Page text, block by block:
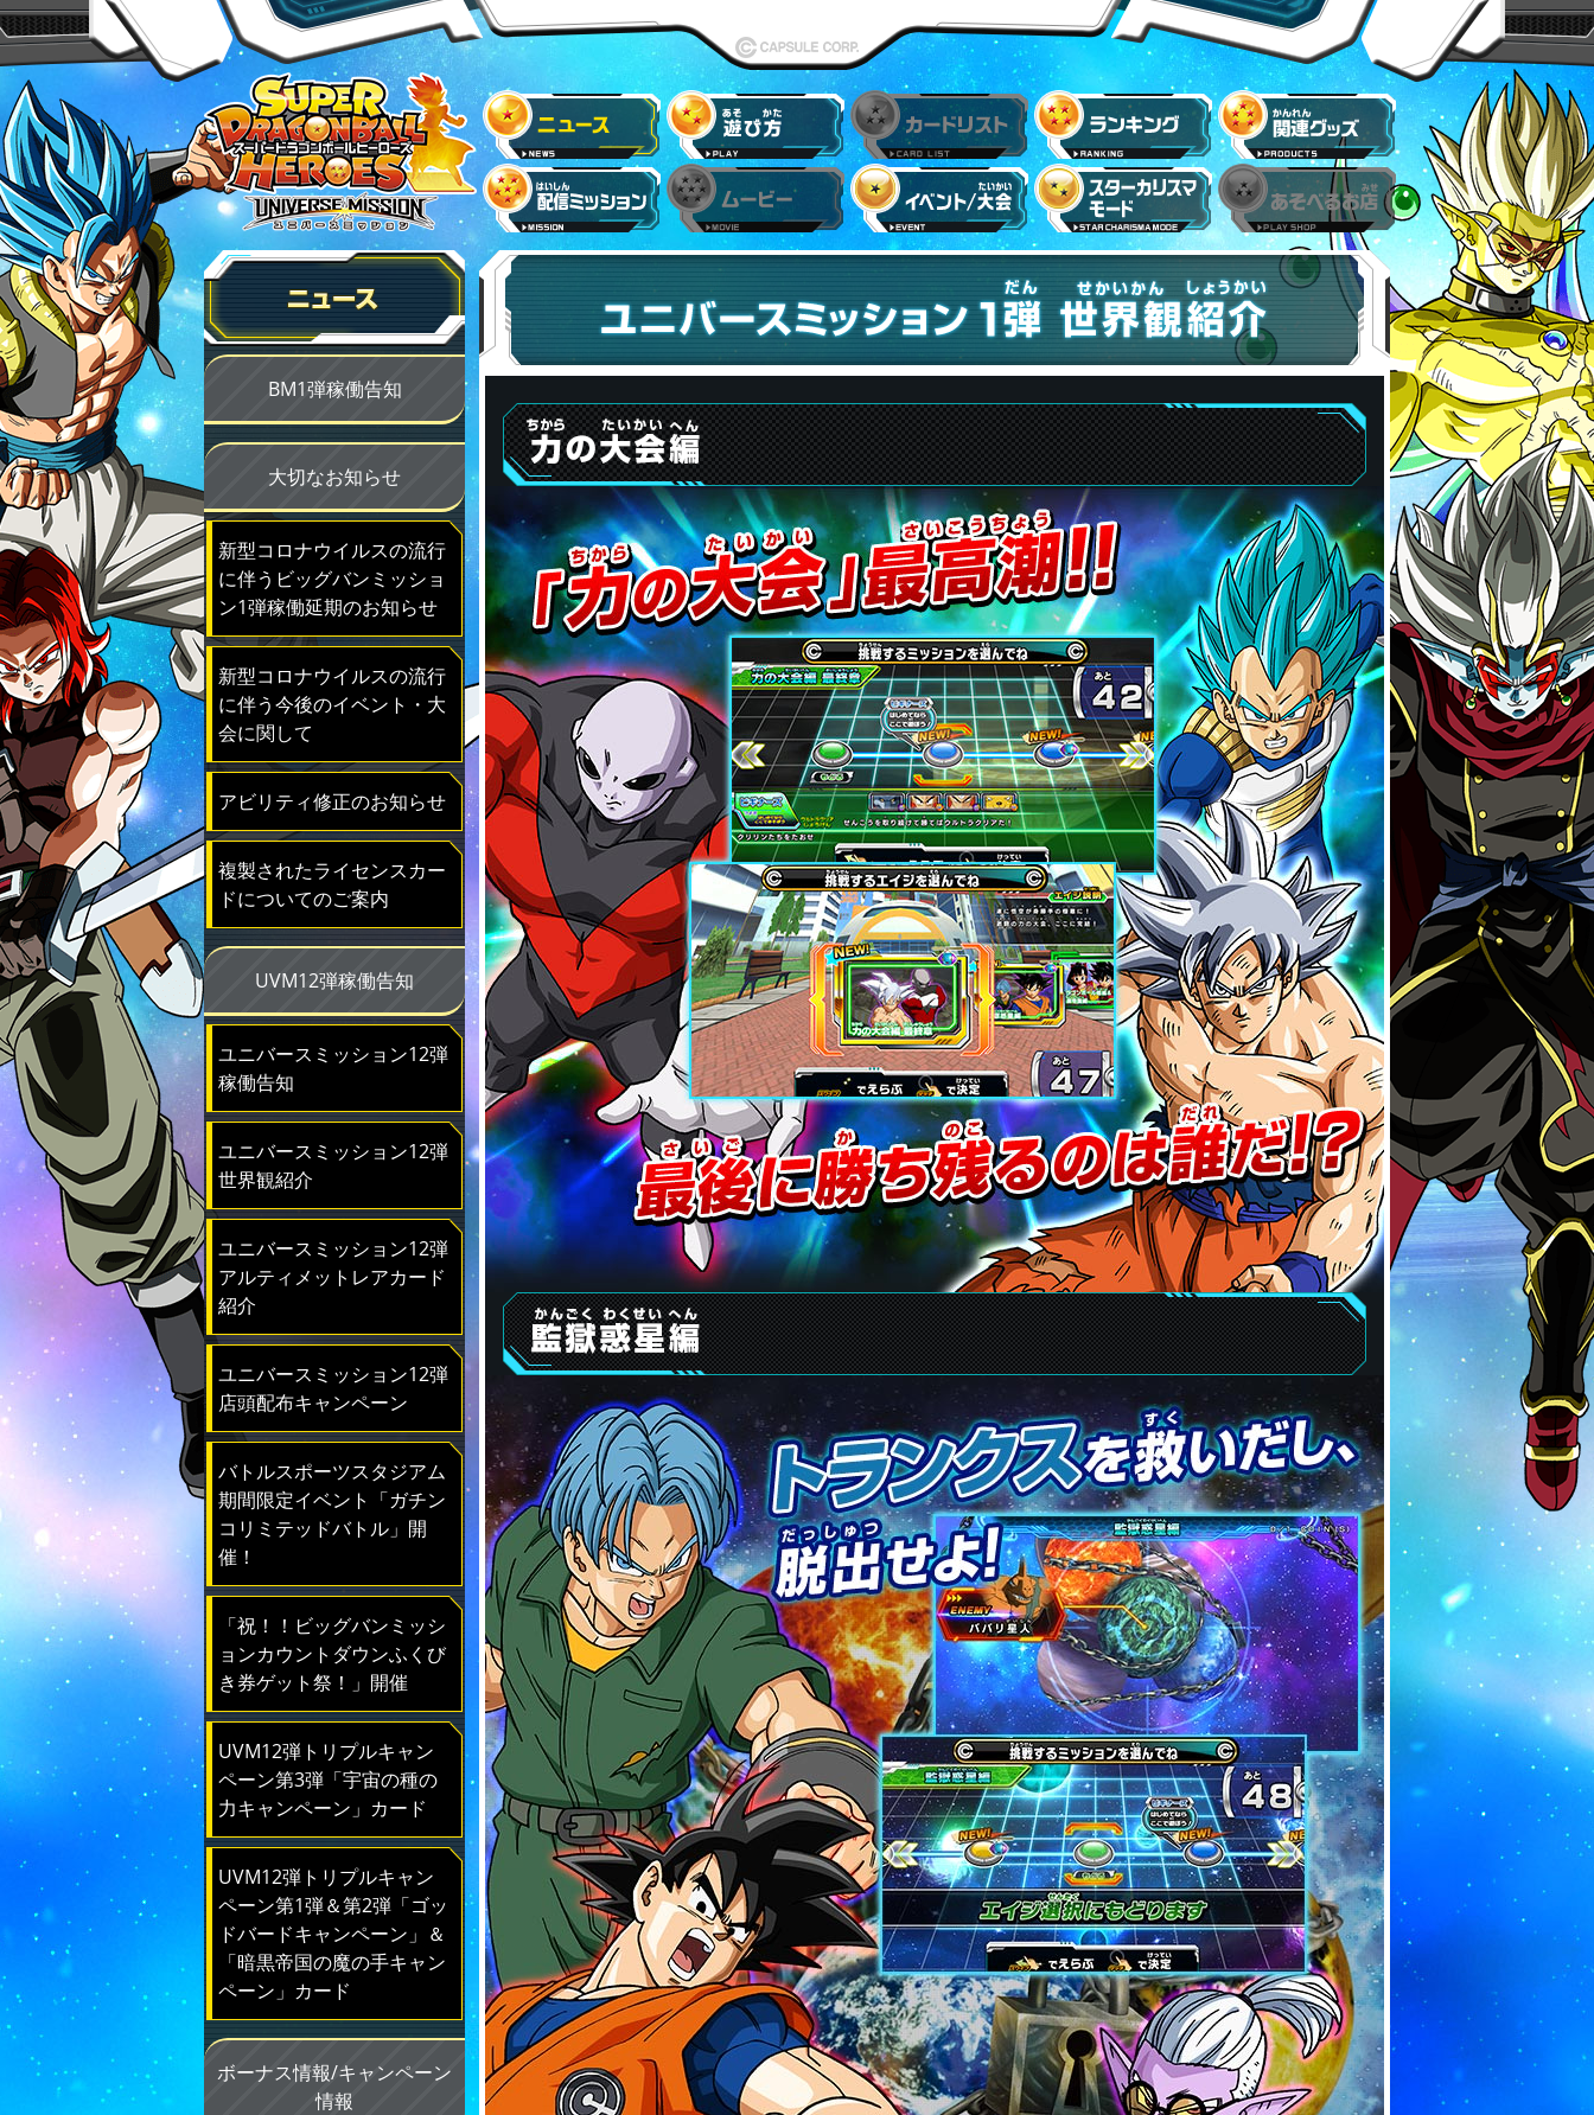
BM1弾稼働告知
大切なお知らせ
新型コロナウイルスの流行
に伴うビッグバンミッショ
ン1弾稼働延期のお知らせ
新型コロナウイルスの流行
に伴う今後のイベント・大
会に関して
アビリティ修正のお知らせ
複製されたライセンスカー
ドについてのご案内
UVM12弾稼働告知
ユニバースミッション12弾
稼働告知
ユニバースミッション12弾
世界観紹介
ユニバースミッション12弾
アルティメットレアカード
紹介
ユニバースミッション12弾
店頭配布キャンペーン
バトルスポーツスタジアム
期間限定イベント「ガチン
コリミテッドバトル」開
催！
「祝！！ビッグバンミッシ
ョンカウントダウンふくび
き券ゲット祭！」開催
UVM12弾トリプルキャン
ペーン第3弾「宇宙の種の
力キャンペーン」カード
UVM12弾トリプルキャン
ペーン第1弾＆第2弾「ゴッ
ドバードキャンペーン」＆
「暗黒帝国の魔の手キャン
ペーン」カード
ボーナス情報/キャンペーン
情報